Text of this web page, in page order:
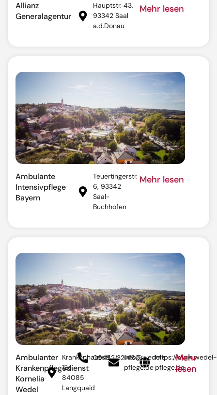
Allianz
Generalagentur
Hauptstr. 43,
93342 Saal
a.d.Donau
Mehr lesen
Ambulante
Intensivpflege
Bayern
Teuertingerstr.
6, 93342
Saal-
Buchhofen
Mehr lesen
Ambulanter
Krankenpflegedienst
Kornelia
Wedel
Krankenhausstr.
12c,
84085
Langquaid
09452/321450info@wedel-
pflege.de
https://www.wedel-
pflege.de
Mehr
lesen